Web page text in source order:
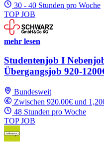
30 - 40 Stunden pro Woche
TOP JOB
mehr lesen
Studentenjob I
Übergangsjob 920-
Bundesweit
Zwischen 920.00€ und
48 Stunden pro Woche
TOP JOB